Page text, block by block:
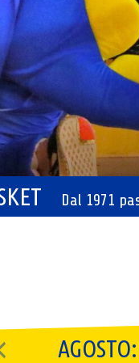
Dal 1971